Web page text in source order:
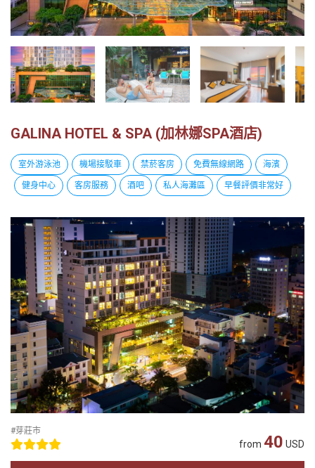
越
南
旅
行
社
GALINA HOTEL & SPA (加林娜SPA酒店)
室外游泳池 機場接駁車 禁菸客房 免費無線網路 海濱
健身中心 客房服務 酒吧 私人海灘區 早餐評價非常好
#芽莊市
from 40 USD